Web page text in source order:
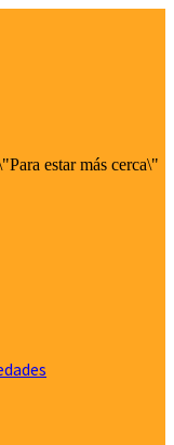
estar más cerca\"